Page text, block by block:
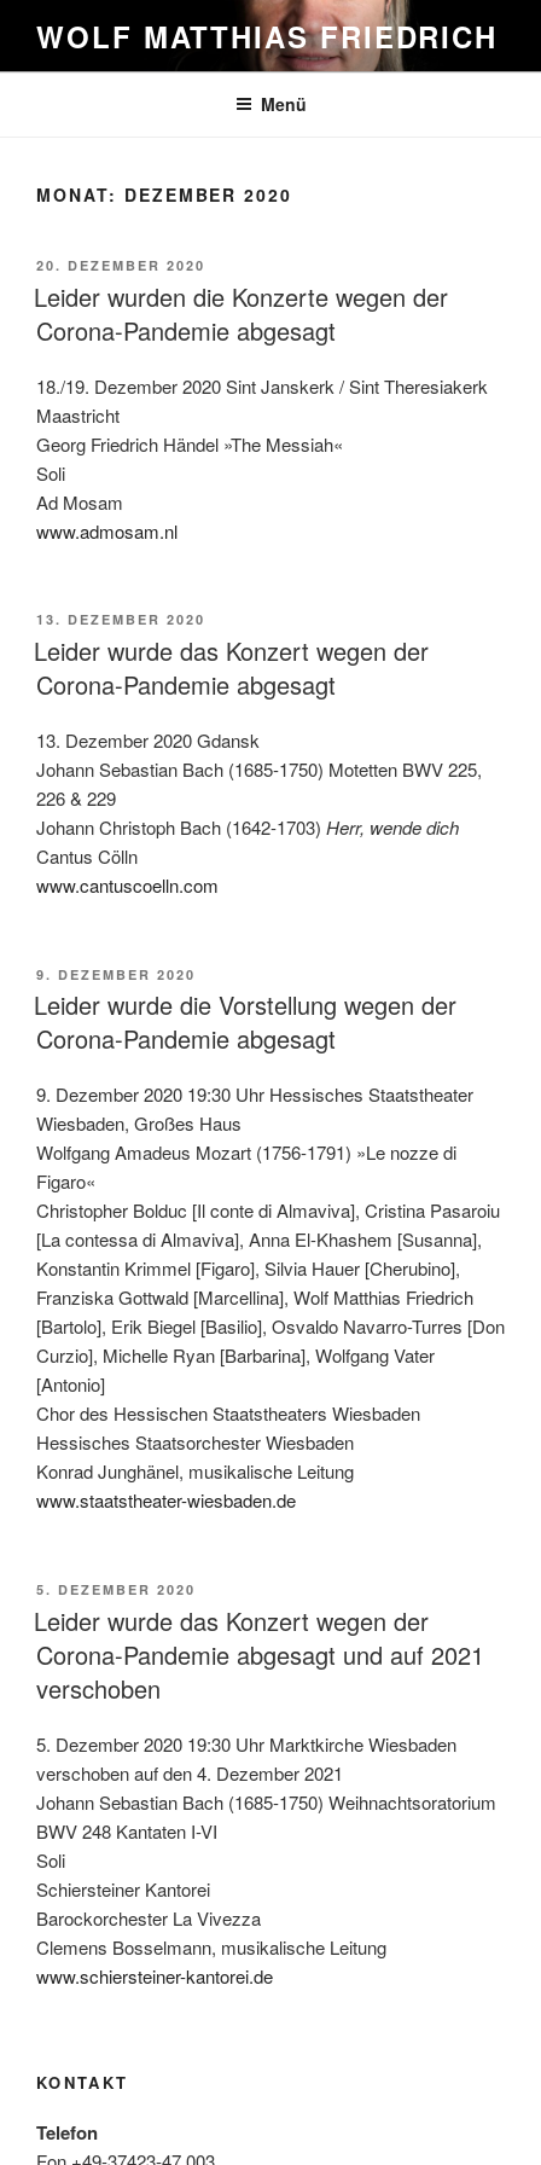
Inhalt
springen
WOLF MATTHIAS FRIEDRICH
Menü
MONAT: DEZEMBER 2020
VERÖFFENTLICHT
AM
20. DEZEMBER 2020
Leider wurden die Konzerte wegen der
Corona-Pandemie abgesagt
18./19. Dezember 2020 Sint Janskerk / Sint Theresiakerk
Maastricht
Georg Friedrich Händel »The Messiah«
Soli
Ad Mosam
www.admosam.nl
VERÖFFENTLICHT
AM
13. DEZEMBER 2020
Leider wurde das Konzert wegen der
Corona-Pandemie abgesagt
13. Dezember 2020 Gdansk
Johann Sebastian Bach (1685-1750) Motetten BWV 225,
226 & 229
Johann Christoph Bach (1642-1703) Herr, wende dich
Cantus Cölln
www.cantuscoelln.com
VERÖFFENTLICHT
AM
9. DEZEMBER 2020
Leider wurde die Vorstellung wegen der
Corona-Pandemie abgesagt
9. Dezember 2020 19:30 Uhr Hessisches Staatstheater
Wiesbaden, Großes Haus
Wolfgang Amadeus Mozart (1756-1791) »Le nozze di
Figaro«
Christopher Bolduc [Il conte di Almaviva], Cristina Pasaroiu
[La contessa di Almaviva], Anna El-Khashem [Susanna],
Konstantin Krimmel [Figaro], Silvia Hauer [Cherubino],
Franziska Gottwald [Marcellina], Wolf Matthias Friedrich
[Bartolo], Erik Biegel [Basilio], Osvaldo Navarro-Turres [Don
Curzio], Michelle Ryan [Barbarina], Wolfgang Vater
[Antonio]
Chor des Hessischen Staatstheaters Wiesbaden
Hessisches Staatsorchester Wiesbaden
Konrad Junghänel, musikalische Leitung
www.staatstheater-wiesbaden.de
VERÖFFENTLICHT
AM
5. DEZEMBER 2020
Leider wurde das Konzert wegen der
Corona-Pandemie abgesagt und auf 2021
verschoben
5. Dezember 2020 19:30 Uhr Marktkirche Wiesbaden
verschoben auf den 4. Dezember 2021
Johann Sebastian Bach (1685-1750) Weihnachtsoratorium
BWV 248 Kantaten I-VI
Soli
Schiersteiner Kantorei
Barockorchester La Vivezza
Clemens Bosselmann, musikalische Leitung
www.schiersteiner-kantorei.de
KONTAKT
Telefon